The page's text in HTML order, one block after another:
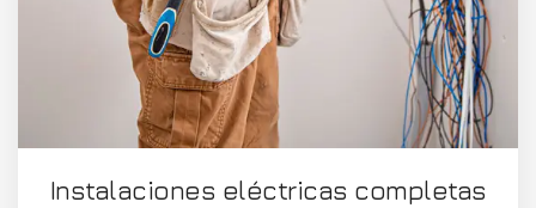
Instalaciones eléctricas completas